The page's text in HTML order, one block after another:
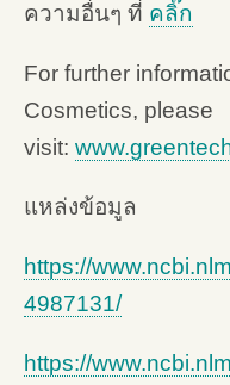
ความอื่นๆ ที่ คลิ๊ก
For further
Cosmetics, please
visit:
แหล่งข้อมูล
https://
4987131/
https://